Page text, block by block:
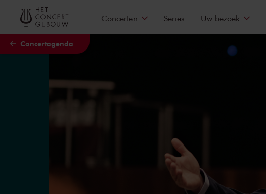
Naar hoofdcontent
Concertagenda
Concerten Series Uw bezoek